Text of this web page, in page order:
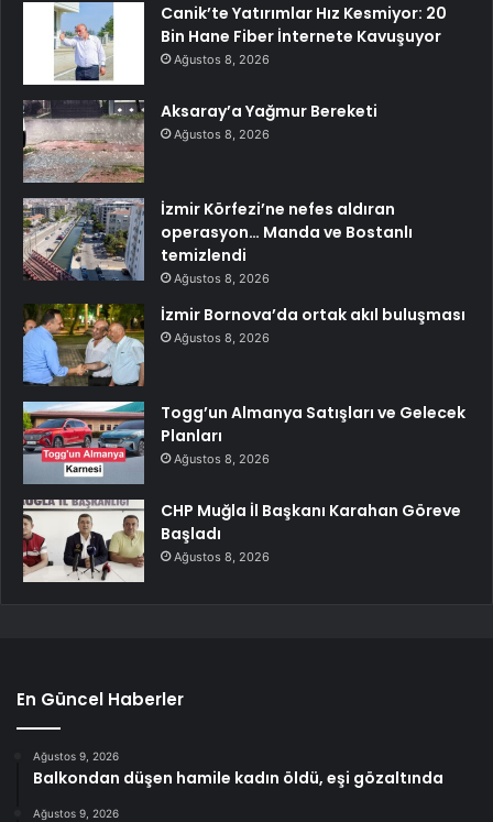
Canik’te Yatırımlar Hız Kesmiyor: 20
Bin Hane Fiber İnternete Kavuşuyor
Ağustos 8, 2026
Aksaray’a Yağmur Bereketi
Ağustos 8, 2026
İzmir Körfezi’ne nefes aldıran
operasyon… Manda ve Bostanlı
temizlendi
Ağustos 8, 2026
İzmir Bornova’da ortak akıl buluşması
Ağustos 8, 2026
Togg’un Almanya Satışları ve Gelecek
Planları
Ağustos 8, 2026
CHP Muğla İl Başkanı Karahan Göreve
Başladı
Ağustos 8, 2026
En Güncel Haberler
Ağustos 9, 2026
Balkondan düşen hamile kadın öldü, eşi gözaltında
Ağustos 9, 2026